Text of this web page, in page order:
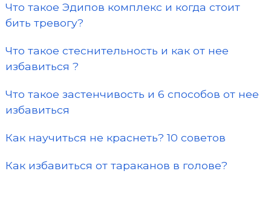
Что такое Эдипов комплекс и когда стоит
бить тревогу?
Что такое стеснительность и как от нее
избавиться ?
Что такое застенчивость и 6 способов от нее
избавиться
Как научиться не краснеть? 10 советов
Как избавиться от тараканов в голове?